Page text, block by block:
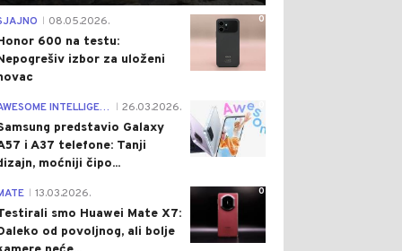
0
08.05.2026.
600 na testu:
izbor za uloženi
AWESOME INTELLIGENCE 26.03.2026.
predstavio Galaxy
i A37 telefone: Tanji
moćniji čipo...
0
13.03.2026.
smo Huawei Mate X7:
od povoljnog, ali bolje